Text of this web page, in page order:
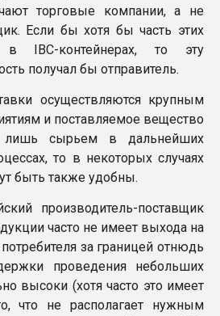
торговые компании, а не
Если бы хотя бы часть этих
в IBC-контейнерах, то эту
получал бы отправитель.
осуществляются крупным
и поставляемое вещество
лишь сырьем в дальнейших
то в некоторых случаях
быть также удобны.
производитель-поставщик
часто не имеет выхода на
за границей отнюдь
проведения небольших
высоки (хотя часто это имеет
что не располагает нужным